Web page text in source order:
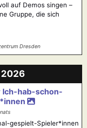
auf Demos singen –
Gruppe, die sich
Dresden
2026
Ich-hab-schon-
gespielt-Spieler*innen